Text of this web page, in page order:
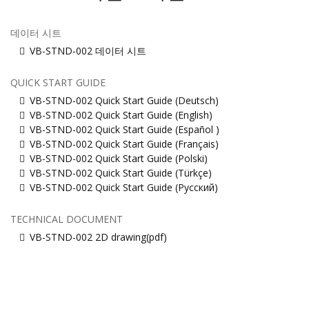
데이터 시트
VB-STND-002 데이터 시트
QUICK START GUIDE
VB-STND-002 Quick Start Guide (Deutsch)
VB-STND-002 Quick Start Guide (English)
VB-STND-002 Quick Start Guide (Español )
VB-STND-002 Quick Start Guide (Français)
VB-STND-002 Quick Start Guide (Polski)
VB-STND-002 Quick Start Guide (Türkçe)
VB-STND-002 Quick Start Guide (Русский)
TECHNICAL DOCUMENT
VB-STND-002 2D drawing(pdf)